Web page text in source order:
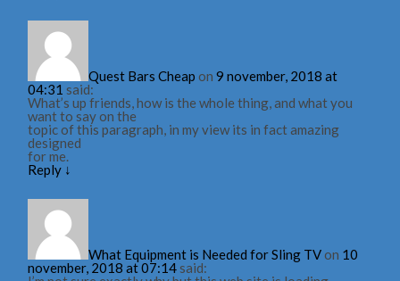
Quest Bars Cheap on9 november, 2018 at
04:31 said:
What’s up friends, how is the whole thing, and what you
want to say on the
topic of this paragraph, in my view its in fact amazing
designed
for me.
Reply ↓
What Equipment is Needed for Sling TVon 10
november, 2018 at 07:14said: